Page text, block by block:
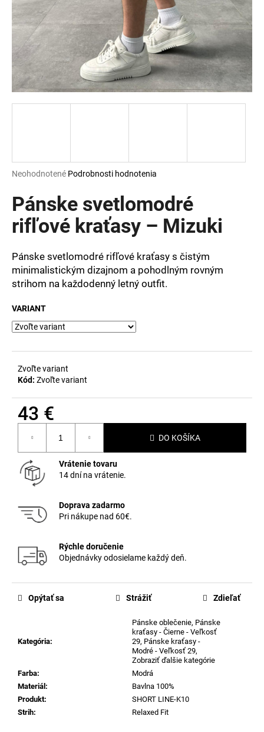
Priemerné
produktu
je
0,0
hviezdičiek.
Neohodnotené Podrobnosti hodnotenia
Pánske svetlomodré
rifľové kraťasy – Mizuki
Pánske svetlomodré rifľové kraťasy s čistým
minimalistickým dizajnom a pohodlným rovným
strihom na každodenný letný outfit.
VARIANT
Zvoľte variant
Kód: Zvoľte variant
43 €
cena:
DO KOŠÍKA
Vrátenie tovaru
14 dní na vrátenie.
Doprava zadarmo
Pri nákupe nad 60€.
Rýchle doručenie
Objednávky odosielame každý deň.
Kategória:
Pánske oblečenie, Pánske
kraťasy - Čierne - Veľkosť
29, Pánske kraťasy -
Modré - Veľkosť 29,
Zobraziť ďalšie kategórie
Farba:
Modrá
Materiál :
Bavlna 100%
Produkt:
SHORT LINE-K10
Strih: Relaxed Fit
Opýtať sa Strážiť Zdieľať
á
j
s
ť
?
d
p
o
ú
č
a
e